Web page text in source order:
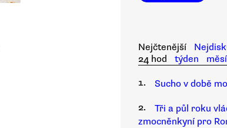
Nejčtenější
24 hod
týden
1.
Sucho v době
2.
Tři a půl roku
zmocněnkyní pro